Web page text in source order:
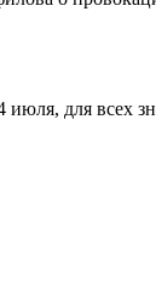
июля, для всех